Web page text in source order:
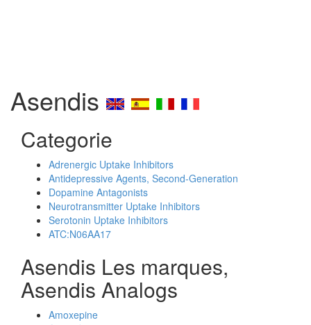
Asendis
Categorie
Adrenergic Uptake Inhibitors
Antidepressive Agents, Second-Generation
Dopamine Antagonists
Neurotransmitter Uptake Inhibitors
Serotonin Uptake Inhibitors
ATC:N06AA17
Asendis Les marques,
Asendis Analogs
Amoxepine